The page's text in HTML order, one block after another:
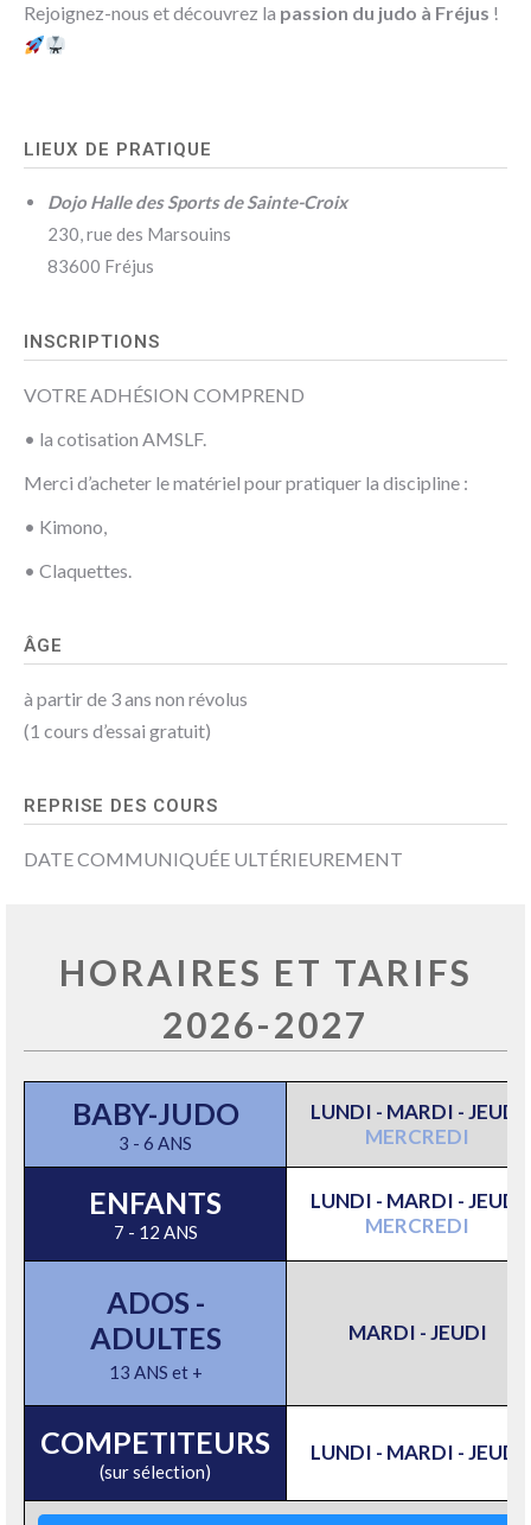
Rejoignez-nous et découvrez la passion du judo à Fréjus !
LIEUX DE PRATIQUE
Dojo Halle des Sports de Sainte-Croix
230, rue des Marsouins
83600 Fréjus
INSCRIPTIONS
VOTRE ADHÉSION COMPREND
• la cotisation AMSLF.
Merci d’acheter le matériel pour pratiquer la discipline :
• Kimono,
• Claquettes.
ÂGE
à partir de 3 ans non révolus
(1 cours d’essai gratuit)
REPRISE DES COURS
DATE COMMUNIQUÉE ULTÉRIEUREMENT
HORAIRES ET TARIFS
2026-2027
BABY-JUDO
3 - 6 ANS
LUNDI - MARDI - JEUDI
MERCREDI
ENFANTS
7 - 12 ANS
LUNDI - MARDI - JEUDI
MERCREDI
ADOS -
ADULTES
13 ANS et +
MARDI - JEUDI
COMPETITEURS
(sur sélection)
LUNDI - MARDI - JEUDI